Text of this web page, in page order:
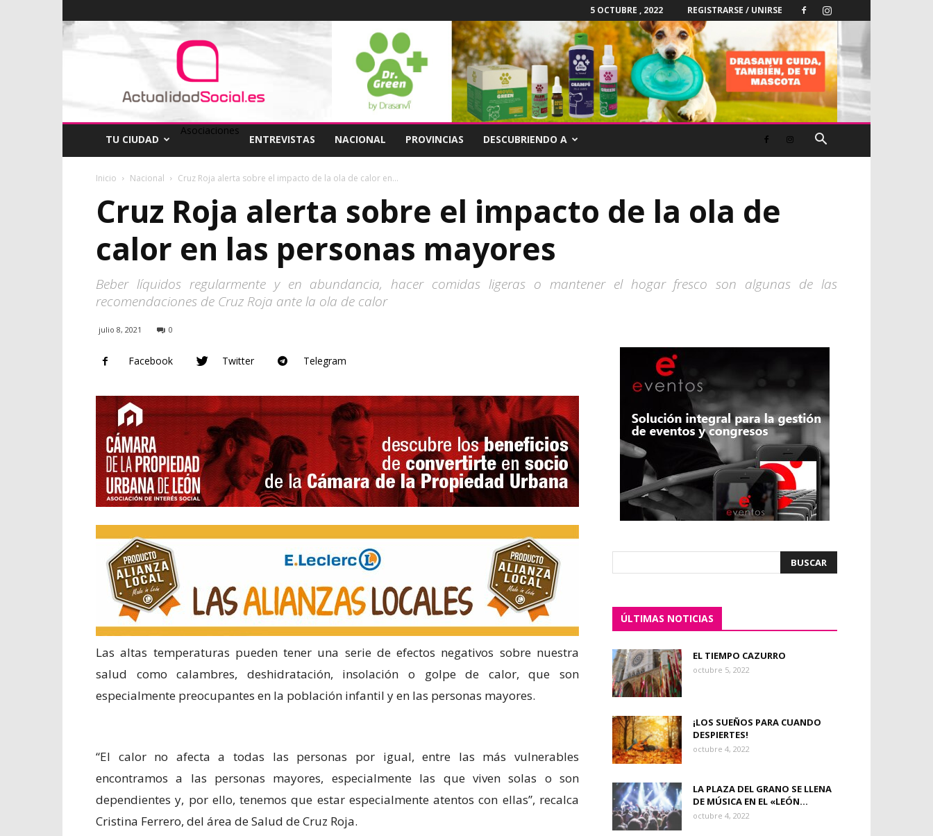
5 OCTUBRE , 2022 REGISTRARSE / UNIRSE
ActualidadSocial
TU CIUDAD
Asociaciones
ENTREVISTAS NACIONAL PROVINCIAS DESCUBRIENDO A
Inicio Nacional Cruz Roja alerta sobre el impacto de la ola de calor en...
Cruz Roja alerta sobre el impacto de la ola de
calor en las personas mayores
Beber líquidos regularmente y en abundancia, hacer comidas ligeras o mantener el hogar fresco son algunas de las
recomendaciones de Cruz Roja ante la ola de calor
julio 8, 2021 0
Facebook Twitter Telegram
Las altas temperaturas pueden tener una serie de efectos negativos sobre nuestra
salud como calambres, deshidratación, insolación o golpe de calor, que son
especialmente preocupantes en la población infantil y en las personas mayores.
“El calor no afecta a todas las personas por igual, entre las más vulnerables
encontramos a las personas mayores, especialmente las que viven solas o son
dependientes y, por ello, tenemos que estar especialmente atentos con ellas”, recalca
Cristina Ferrero, del área de Salud de Cruz Roja.
ÚLTIMAS NOTICIAS
EL TIEMPO CAZURRO
octubre 5, 2022
¡LOS SUEÑOS PARA CUANDO
DESPIERTES!
octubre 4, 2022
LA PLAZA DEL GRANO SE LLENA
DE MÚSICA EN EL «LEÓN...
octubre 4, 2022